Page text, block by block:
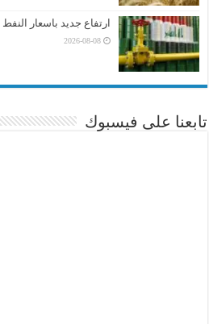
ارتفاع جديد باسعار
2026-08-08
تابعنا على فيسبوك